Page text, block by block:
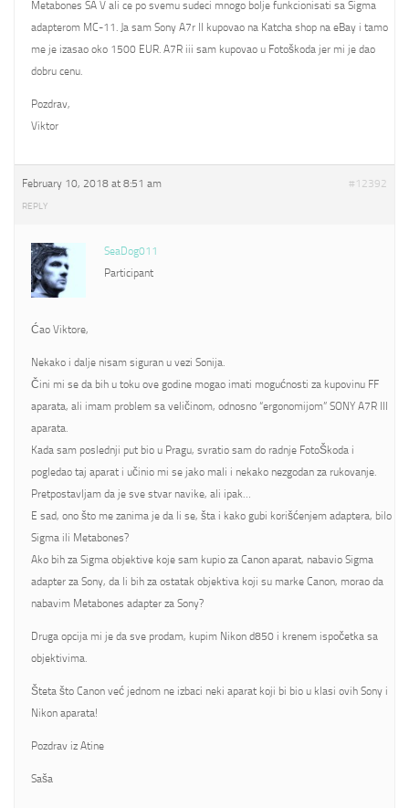
Metabones SA V ali ce po svemu sudeci mnogo bolje funkcionisati sa Sigma
adapterom MC-11. Ja sam Sony A7r II kupovao na Katcha shop na eBay i tamo
me je izasao oko 1500 EUR. A7R iii sam kupovao u Fotoškoda jer mi je dao
dobru cenu.
Pozdrav,
Viktor
February 10, 2018 at 8:51 am #12392
REPLY
SeaDog011
Participant
Ćao Viktore,
Nekako i dalje nisam siguran u vezi Sonija.
Čini mi se da bih u toku ove godine mogao imati mogućnosti za kupovinu FF
aparata, ali imam problem sa veličinom, odnosno “ergonomijom” SONY A7R III
aparata.
Kada sam poslednji put bio u Pragu, svratio sam do radnje FotoŠkoda i
pogledao taj aparat i učinio mi se jako mali i nekako nezgodan za rukovanje.
Pretpostavljam da je sve stvar navike, ali ipak…
E sad, ono što me zanima je da li se, šta i kako gubi korišćenjem adaptera, bilo
Sigma ili Metabones?
Ako bih za Sigma objektive koje sam kupio za Canon aparat, nabavio Sigma
adapter za Sony, da li bih za ostatak objektiva koji su marke Canon, morao da
nabavim Metabones adapter za Sony?
Druga opcija mi je da sve prodam, kupim Nikon d850 i krenem ispočetka sa
objektivima.
Šteta što Canon već jednom ne izbaci neki aparat koji bi bio u klasi ovih Sony i
Nikon aparata!
Pozdrav iz Atine
Saša